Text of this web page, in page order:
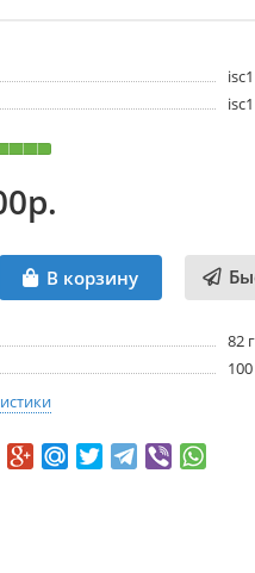
isc1
isc1
В корзину
82 г